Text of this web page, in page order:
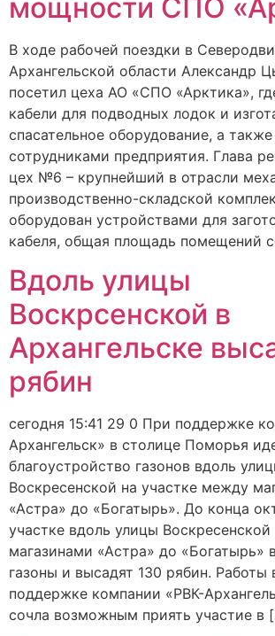
мощности СПО
В ходе рабочей поездки в
Архангельской области Александр
посетил цеха АО «СПО «Арктика»,
кабели для подводных лодок и
спасательное оборудование, а
сотрудниками предприятия. Глава
цех №6 – крупнейший в отрасли
производственно-складской
оборудован устройствами для
кабеля, общая площадь помещений
Вдоль улицы
Воскрсенской в
Архангельске
рябин
сегодня 15:41 29 0 При поддержке
Архангельск» в столице Поморья
благоустройство газонов вдоль
Воскресенской на участке между
«Астра» до «Богатырь». До конца
участке вдоль улицы
магазинами «Астра» до «Богатырь»
газоны и высадят 130 рябин. Работы
поддержке компании «РВК-
сочла возможным приять участие в